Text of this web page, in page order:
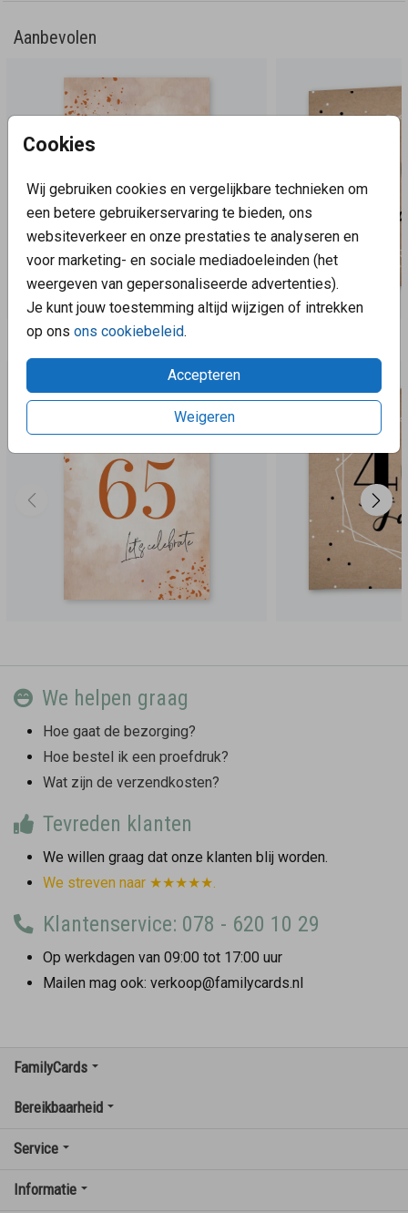
Cookies
Wij gebruiken cookies en vergelijkbare technieken om
een betere gebruikerservaring te bieden, ons
websiteverkeer en onze prestaties te analyseren en
voor marketing- en sociale mediadoeleinden (het
weergeven van gepersonaliseerde advertenties).
Je kunt jouw toestemming altijd wijzigen of intrekken
op ons ons cookiebeleid.
Accepteren
Weigeren
Aanbevolen
Aanbevolen
We helpen graag
Hoe gaat de bezorging?
Hoe bestel ik een proefdruk?
Wat zijn de verzendkosten?
Tevreden klanten
We willen graag dat onze klanten blij worden.
We streven naar ★★★★★.
Klantenservice: 078 - 620 10 29
Op werkdagen van 09:00 tot 17:00 uur
Mailen mag ook: verkoop@familycards.nl
FamilyCards
Bereikbaarheid
Service
Informatie